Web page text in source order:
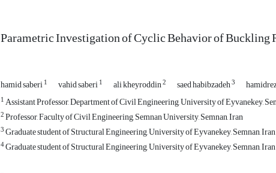
Parametric Investigation of Cyclic Behavior of Buckling
hamid saberi1 vahid saberi1 ali kheyroddin2 saed habibzadeh3
1Assistant Professor, Department of Civil Engineering, University of Eyvanekey,
2Professor, Faculty of Civil Engineering, Semnan University, Semnan, Iran
3Graduate student of Structural Engineering, University of Eyvanekey, Semnan, Iran
4Graduate student of Structural Engineering, University of Eyvanekey, Semnan, Iran